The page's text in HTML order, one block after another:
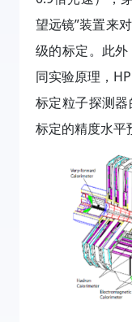
望远镜”装置来
级的标定。此
同实验原理，
标定粒子探测器
标定的精度水平